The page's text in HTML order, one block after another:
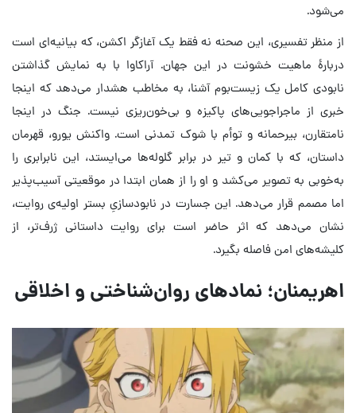
می‌شود.
از منظر تفسیری، این صحنه نه فقط یک آغازگر اکشن، که بیانیه‌ای است
دربارهٔ ماهیت خشونت در این جهان. آراکاوا با به نمایش گذاشتن
نابودی کامل یک زیست‌بوم آشنا، به مخاطب هشدار می‌دهد که اینجا
خبری از ماجراجویی‌های پاکیزه و بی‌خون‌ریزی نیست. جنگ در اینجا
نامتقارن، بیرحمانه و توأم با شوک تمدنی است. واکنش یورو، قهرمان
داستان، که با کمان و تیر در برابر گلوله‌ها می‌ایستد، این نابرابری را
به‌خوبی به تصویر می‌کشد و او را از همان ابتدا در موقعیتی آسیب‌پذیر
اما مصمم قرار می‌دهد. این جسارت در نابودسازیِ بستر اولیه‌ی روایت،
نشان می‌دهد که اثر حاضر است برای روایت داستانی ژرف‌تر، از
کلیشه‌های امن فاصله بگیرد.
اهریمنان؛ نمادهای روان‌شناختی و اخلاقی